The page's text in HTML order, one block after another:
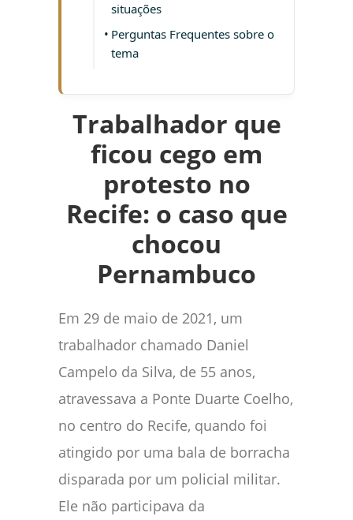
situações
Perguntas Frequentes sobre o
tema
Trabalhador que
ficou cego em
protesto no
Recife: o caso que
chocou
Pernambuco
Em 29 de maio de 2021, um
trabalhador chamado Daniel
Campelo da Silva, de 55 anos,
atravessava a Ponte Duarte Coelho,
no centro do Recife, quando foi
atingido por uma bala de borracha
disparada por um policial militar.
Ele não participava da